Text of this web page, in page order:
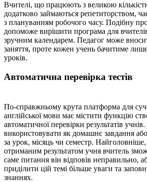
Вчителі, що працюють з великою
додатково займаються репетиторством,
з плануванням робочого часу. Подібну
допоможе вирішити програма для
зручним календарем. Педагог може
заняття, проте кожен учень бачитиме
уроків.
Автоматична перевірка тестів
По-справжньому крута платформа для
англійської мови має містити функцію
автоматичної перевірки результатів
використовувати як домашнє завдання
за урок, місяць чи семестр.
отриманим результатом учня вчитель
саме питання він відповів неправильно,
приділити цій темі більше уваги та
знаннях.